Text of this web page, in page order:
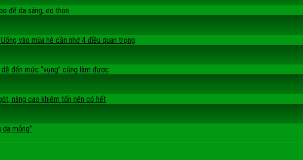
để da sáng, eo thon
vào mùa hè cần nhớ 4 điều quan trọng
đến mức “vụng” cũng làm được
nàng cao khiêm tốn nên có hết
mỏng”